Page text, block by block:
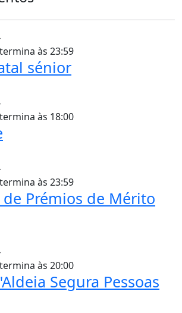
às 23:59
sénior
às 18:00
às 23:59
de Prémios de Mérito
às 20:00
Segura Pessoas